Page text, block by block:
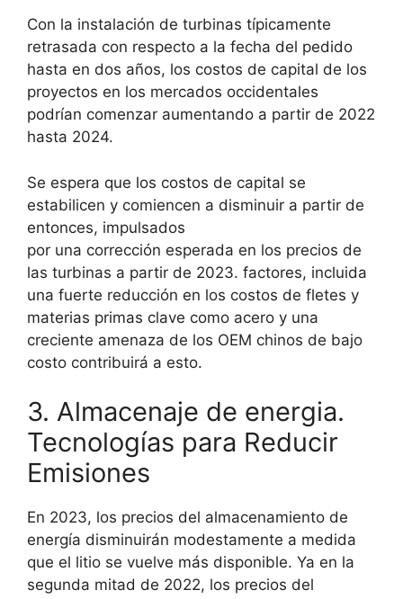
Con la instalación de turbinas típicamente
retrasada con respecto a la fecha del pedido
hasta en dos años, los costos de capital de los
proyectos en los mercados occidentales
podrían comenzar aumentando a partir de 2022
hasta 2024.
Se espera que los costos de capital se
estabilicen y comiencen a disminuir a partir de
entonces, impulsados
por una corrección esperada en los precios de
las turbinas a partir de 2023. factores, incluida
una fuerte reducción en los costos de fletes y
materias primas clave como acero y una
creciente amenaza de los OEM chinos de bajo
costo contribuirá a esto.
3. Almacenaje de energia.
Tecnologías para Reducir
Emisiones
En 2023, los precios del almacenamiento de
energía disminuirán modestamente a medida
que el litio se vuelve más disponible. Ya en la
segunda mitad de 2022, los precios del